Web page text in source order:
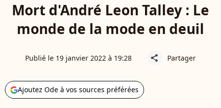
Mort d'André Leon Talley : Le
monde de la mode en deuil
Publié le 19 janvier 2022 à 19:28 share Partager
Ajoutez Ode à vos sources préférées